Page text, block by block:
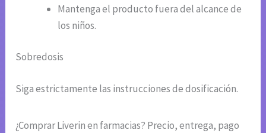
Mantenga el producto fuera del alcance de
los niños.
Sobredosis
Siga estrictamente las instrucciones de dosificación.
¿Comprar Liverin en farmacias? Precio, entrega, pago